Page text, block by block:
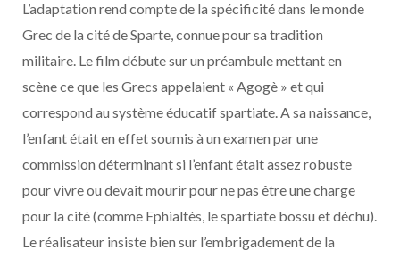
L’adaptation rend compte de la spécificité dans le monde
Grec de la cité de Sparte, connue pour sa tradition
militaire. Le film débute sur un préambule mettant en
scène ce que les Grecs appelaient « Agogè » et qui
correspond au système éducatif spartiate. A sa naissance,
l’enfant était en effet soumis à un examen par une
commission déterminant si l’enfant était assez robuste
pour vivre ou devait mourir pour ne pas être une charge
pour la cité (comme Ephialtès, le spartiate bossu et déchu).
Le réalisateur insiste bien sur l’embrigadement de la